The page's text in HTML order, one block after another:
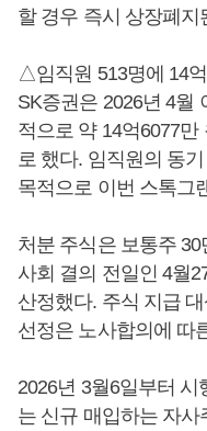
할 경우 즉시 상장폐지
△임직원 513명에 14
SK증권은 2026년 4월
적으로 약 14억6077
로 했다. 임직원의 동
목적으로 이번 스톡그
처분 주식은 보통주
사회 결의 전일인 4월
산정했다. 주식 지급
선정은 노사합의에 따
2026년 3월6일부터
는 신규 매입하는 자